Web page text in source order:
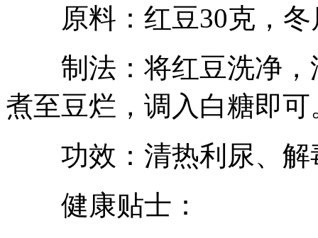
原料：红豆30克，冬
制法：将红豆洗净，
煮至豆烂，调入白糖即可
功效：清热利尿、解
健康贴士：